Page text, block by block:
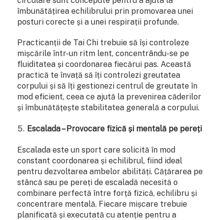
îmbunătățirea echilibrului prin promovarea unei
posturi corecte și a unei respirații profunde.
Practicanții de Tai Chi trebuie să își controleze
mișcările într-un ritm lent, concentrându-se pe
fluiditatea și coordonarea fiecărui pas. Această
practică te învață să îți controlezi greutatea
corpului și să îți gestionezi centrul de greutate în
mod eficient, ceea ce ajută la prevenirea căderilor
și îmbunătățește stabilitatea generală a corpului.
Escalada – Provocare fizică și mentală pe pereți
Escalada este un sport care solicită în mod
constant coordonarea și echilibrul, fiind ideal
pentru dezvoltarea ambelor abilități. Cățărarea pe
stâncă sau pe pereți de escaladă necesită o
combinare perfectă între forță fizică, echilibru și
concentrare mentală. Fiecare mișcare trebuie
planificată și executată cu atenție pentru a